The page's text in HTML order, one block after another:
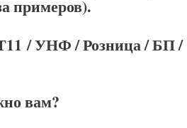
примеров).
/ УНФ / Розница / БП /
вам?